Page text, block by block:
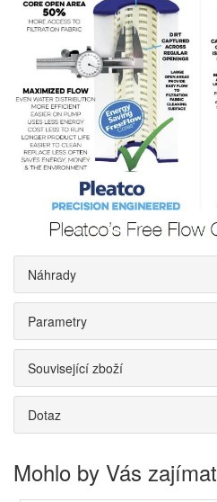
Náhrady
Parametry
Související zboží
Dotaz
Mohlo by Vás zajímat